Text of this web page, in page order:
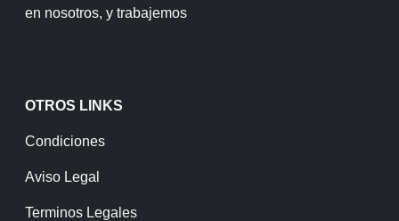
en nosotros, y trabajemos
OTROS LINKS
Condiciones
Aviso Legal
Terminos Legales